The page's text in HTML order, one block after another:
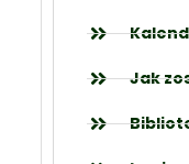
Jak